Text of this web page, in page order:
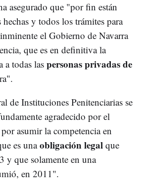
asegurado que "por fin están
hechas y todos los trámites para
el Gobierno de Navarra
que es en definitiva la
a todas las personas privadas de
de Instituciones Penitenciarias se
agradecido por el
asumir la competencia en
es unaobligación legal que
y que solamente en una
en 2011".